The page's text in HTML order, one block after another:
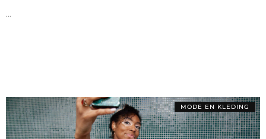
MODE EN KLEDING